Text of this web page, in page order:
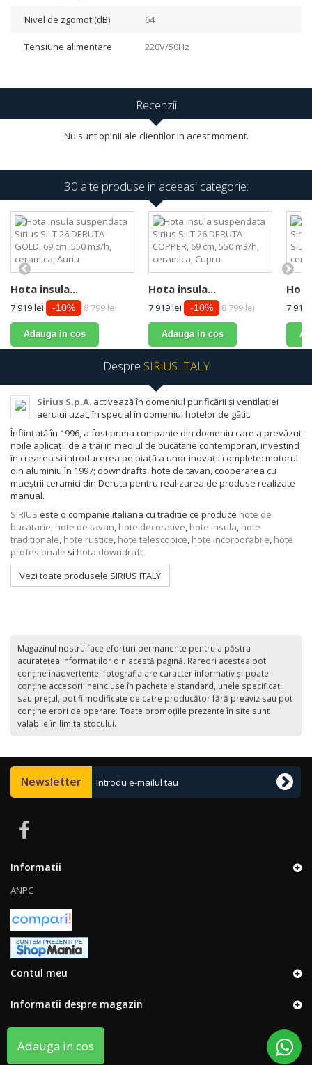
Adauga in cos
Nivel de zgomot (dB) 64
Tensiune alimentare 220V/50Hz
Recenzii
Nu sunt opinii ale clientilor in acest moment.
30 alte produse in aceeasi categorie:
Hota insula...
7 919 lei -10% 8 799 lei
Adauga in cos
Hota insula...
7 919 lei -10% 8 799 lei
Adauga in cos
7 919
Despre SIRIUS ITALY
Sirius S.p.A. activează în domeniul purificării și ventilației
aerului uzat, în special în domeniul hotelor de gătit.
Înființată în 1996, a fost prima companie din domeniu care a prevăzut
noile aplicații de a trăi in mediul de bucătărie contemporan, investind
în crearea si introducerea pe piață a unor inovații complete: motorul
din aluminiu în 1997; downdrafts, hote de tavan, cooperarea cu
maeștrii ceramici din Deruta pentru realizarea de produse realizate
manual.
SIRIUS este o companie italiana cu traditie ce produce hote de
bucatarie, hote de tavan, hote decorative, hote insula, hote
traditionale, hote rustice, hote telescopice, hote incorporabile, hote
profesionale si hota downdraft
Vezi toate produsele SIRIUS ITALY
Magazinul nostru face eforturi permanente pentru a păstra
acurateţea informaţiilor din acestă pagină. Rareori acestea pot
conţine inadvertenţe: fotografia are caracter informativ şi poate
conţine accesorii neincluse în pachetele standard, unele specificaţii
sau preţul, pot fi modificate de catre producător fără preaviz sau pot
conţine erori de operare. Toate promoţiile prezente în site sunt
valabile în limita stocului.
Newsletter
Informatii
ANPC
Contul meu
Informatii despre magazin